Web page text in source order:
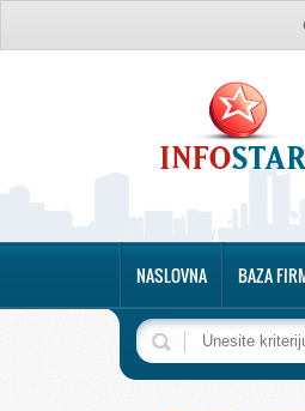
NASLOVNA BAZA